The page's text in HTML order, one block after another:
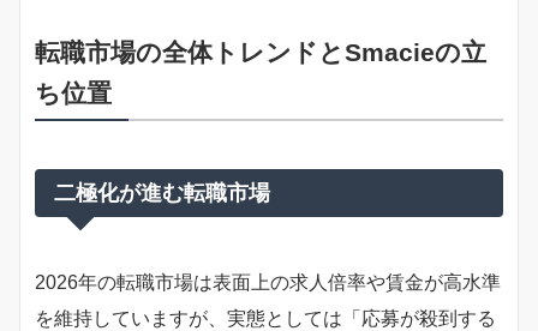
転職市場の全体トレンドとSmacieの立
ち位置
二極化が進む転職市場
2026年の転職市場は表面上の求人倍率や賃金が高水準
を維持していますが、実態としては「応募が殺到する